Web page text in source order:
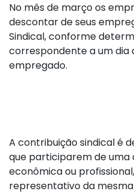
No mês de março os
descontar de seus
Sindical, conforme
correspondente a um dia
empregado.
A contribuição sindical é
que participarem de
econômica ou
representativo da